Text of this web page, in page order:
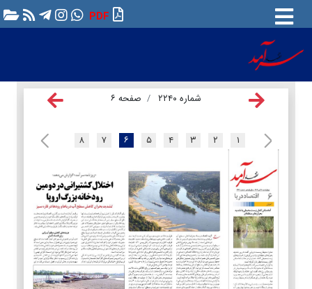
PDF
شماره ۲۲۴۰ صفحه ۶
۱ ۲ ۳ ۴ ۵ ۶ ۷ ۸